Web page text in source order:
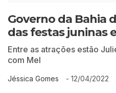
Governo da Bahia
das festas juninas
Entre as atrações estão
com Mel
Jéssica Gomes - 12/04/2022